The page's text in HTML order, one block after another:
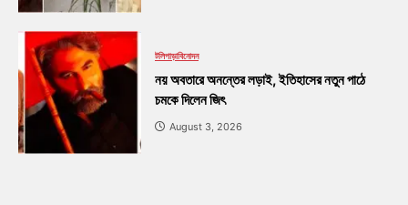
টলিপাড়াবিনোদন
নয় অবতারে অনন্তের লড়াই, ইতিহাসের নতুন পাঠে
চমকে দিলেন জিৎ
August 3, 2026